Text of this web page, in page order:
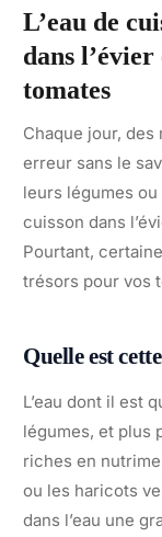
L’eau de
dans
tomates
Chaque jour,
erreur sans le
leurs légumes
cuisson dans
Pourtant,
trésors pour vos
Quelle est
L’eau dont il est
légumes, et plus
riches en
ou les haricots
dans l’eau une